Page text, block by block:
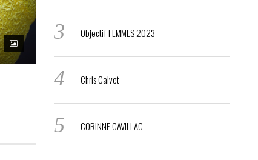
Objectif FEMMES 2023
Chris Calvet
CORINNE CAVILLAC